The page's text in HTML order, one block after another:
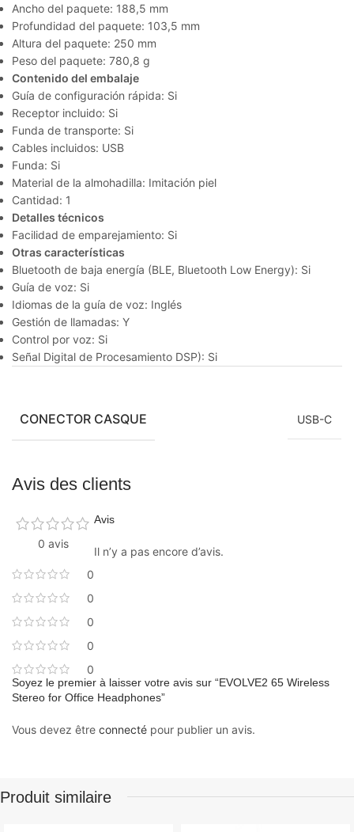
Ancho del paquete: 188,5 mm
Profundidad del paquete: 103,5 mm
Altura del paquete: 250 mm
Peso del paquete: 780,8 g
Contenido del embalaje
Guía de configuración rápida: Si
Receptor incluido: Si
Funda de transporte: Si
Cables incluidos: USB
Funda: Si
Material de la almohadilla: Imitación piel
Cantidad: 1
Detalles técnicos
Facilidad de emparejamiento: Si
Otras características
Bluetooth de baja energía (BLE, Bluetooth Low Energy): Si
Guía de voz: Si
Idiomas de la guía de voz: Inglés
Gestión de llamadas: Y
Control por voz: Si
Señal Digital de Procesamiento DSP): Si
CONECTOR CASQUE USB-C
Avis des clients
0 avis
0
0
0
0
0
Avis
Il n’y a pas encore d’avis.
Soyez le premier à laisser votre avis sur “EVOLVE2 65 Wireless
Stereo for Office Headphones”
Vous devez être connecté pour publier un avis.
Produit similaire